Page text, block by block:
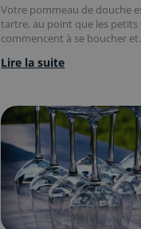
Votre pommeau de douche
tartre, au point que les
commencent à se boucher
Lire la suite